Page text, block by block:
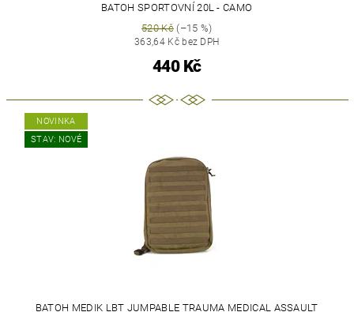
BATOH SPORTOVNÍ 20L - CAMO
520 Kč(–15 %)
363,64 Kč bez DPH
440 Kč
NOVINKA
STAV: NOVÉ
BATOH MEDIK LBT JUMPABLE TRAUMA MEDICAL ASSAULT